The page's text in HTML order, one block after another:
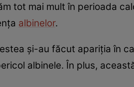
tot mai mult în perioada
albinelor.
și-au făcut apariția în
albinele. În plus,